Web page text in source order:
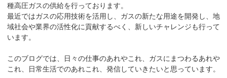
種高圧ガスの供給を行っております。
最近ではガスの応用技術を活用し、ガスの新たな用途を開発し、地
域社会や業界の活性化に貢献するべく、新しいチャレンジも行って
います。
このブログでは、日々の仕事のあれやこれ、ガスにまつわるあれや
これ、日常生活でのあれこれ、発信していきたいと思っています。